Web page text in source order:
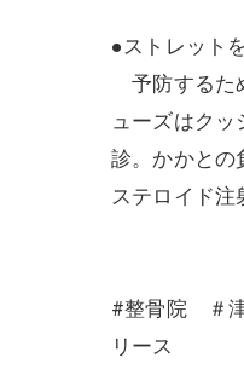
●ストレット
予防するた
ューズはク
診。かかとの
ステロイド注
#整骨院 ＃
リース